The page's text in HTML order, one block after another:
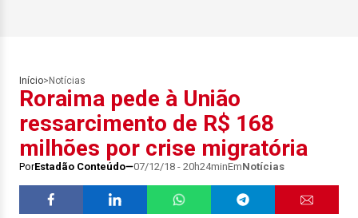
Início> Notícias
Roraima pede à União
ressarcimento de R$ 168
milhões por crise migratória
PorEstadão Conteúdo 07/12/18 - 20h24minEmNotícias